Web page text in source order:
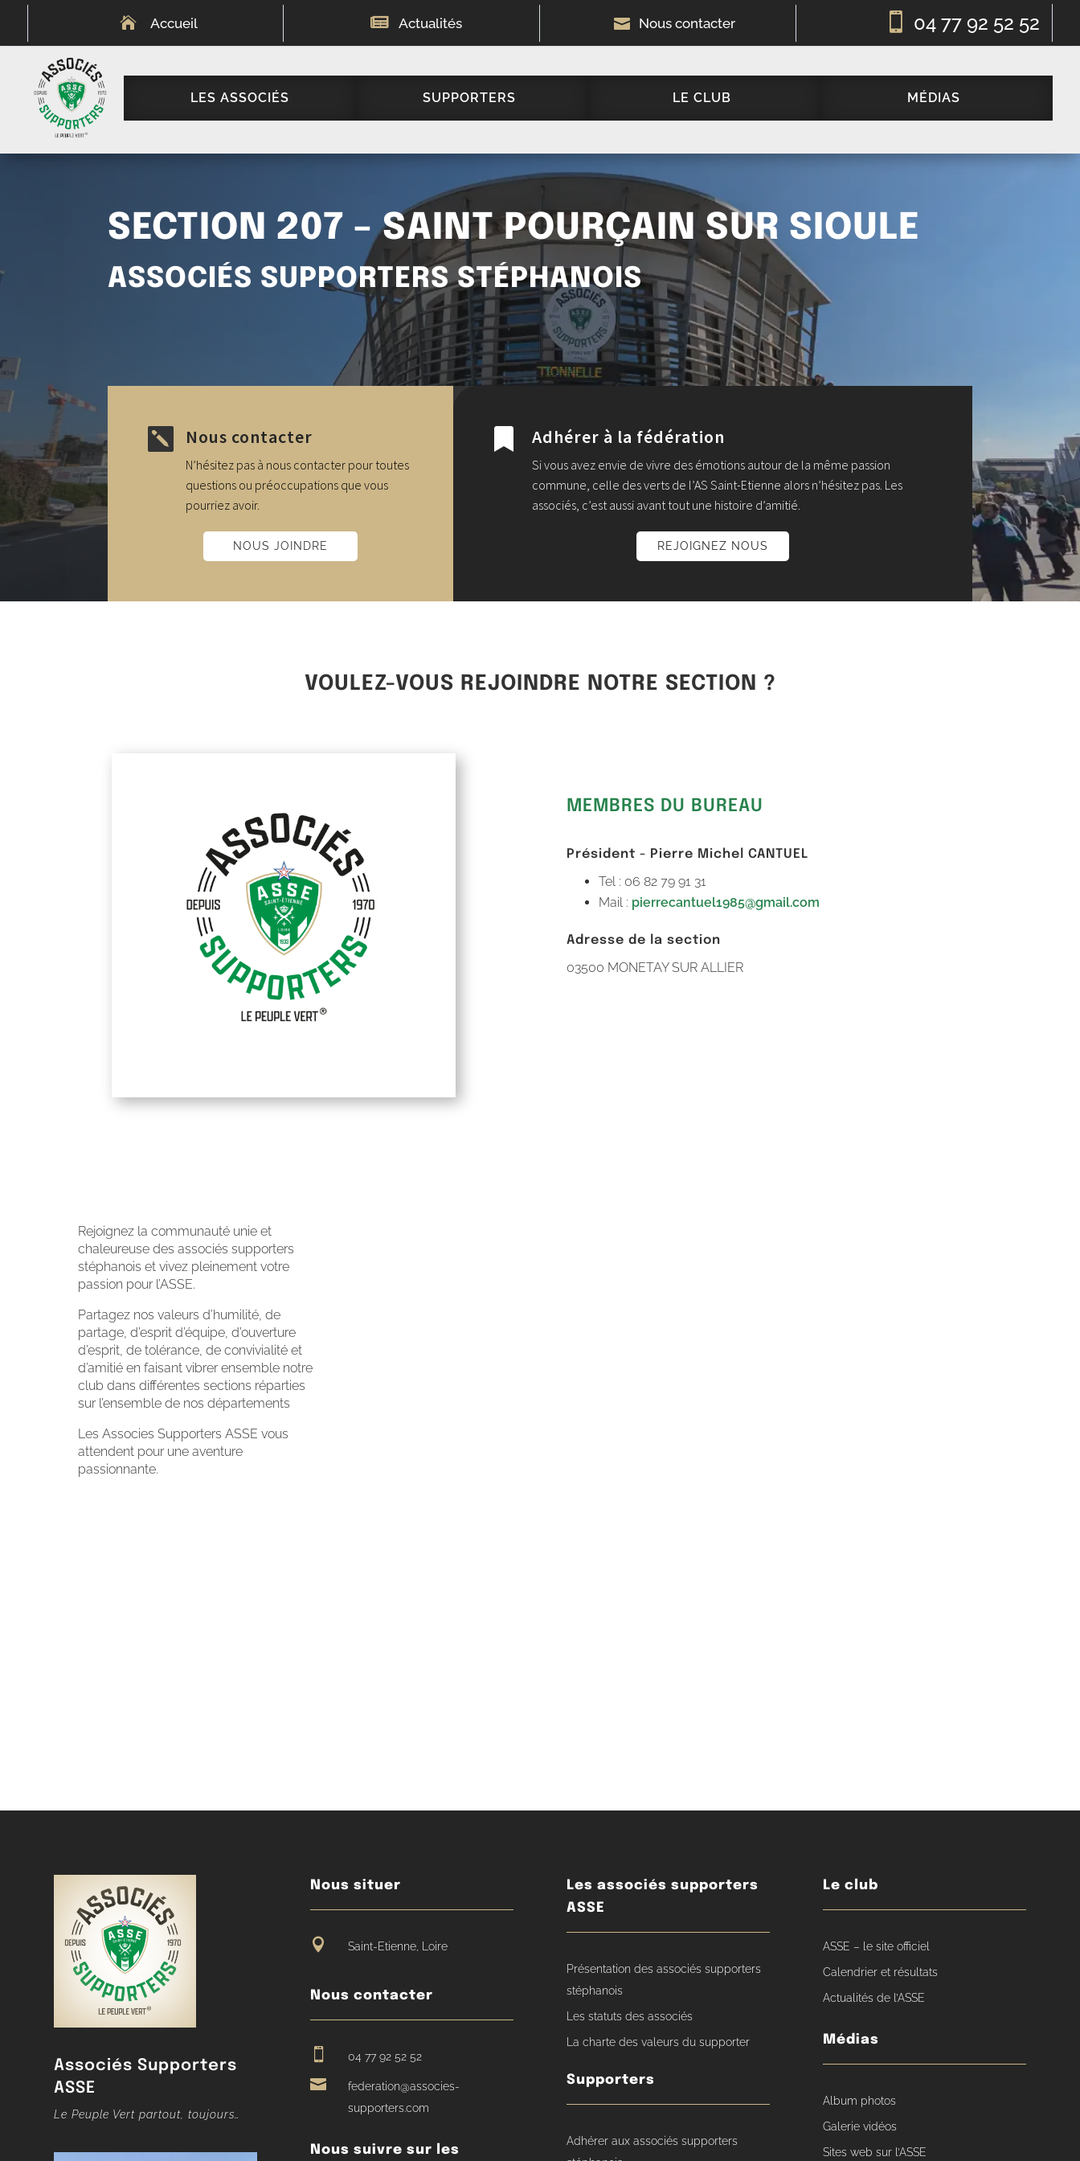
 Accueil  Actualités  Nous contacter  04 77 92 52 52
LES ASSOCIÉS SUPPORTERS LE CLUB MÉDIAS
SECTION 207 – SAINT POURÇAIN SUR SIOULE
ASSOCIÉS SUPPORTERS STÉPHANOIS
 Nous contacter
N’hésitez pas à nous contacter pour toutes
questions ou préoccupations que vous
pourriez avoir.
NOUS JOINDRE
 Adhérer à la fédération
Si vous avez envie de vivre des émotions autour de la même passion
commune, celle des verts de l’AS Saint-Etienne alors n’hésitez pas. Les
associés, c’est aussi avant tout une histoire d’amitié.
REJOIGNEZ NOUS
VOULEZ-VOUS REJOINDRE NOTRE SECTION ?
MEMBRES DU BUREAU
Président - Pierre Michel CANTUEL
Tel : 06 82 79 91 31
Mail : pierrecantuel1985@gmail.com
Adresse de la section
03500 MONETAY SUR ALLIER
Rejoignez la communauté unie et
chaleureuse des associés supporters
stéphanois et vivez pleinement votre
passion pour l’ASSE.
Partagez nos valeurs d’humilité, de
partage, d’esprit d’équipe, d’ouverture
d’esprit, de tolérance, de convivialité et
d’amitié en faisant vibrer ensemble notre
club dans différentes sections réparties
sur l’ensemble de nos départements
Les Associes Supporters ASSE vous
attendent pour une aventure
passionnante.
Associés Supporters
ASSE
Le Peuple Vert partout, toujours…
Nous situer
 Saint-Etienne, Loire
Nous contacter
 04 77 92 52 52

federation@associes-
supporters.com
Nous suivre sur les
Les associés supporters
ASSE
Présentation des associés supporters
stéphanois
Les statuts des associés
La charte des valeurs du supporter
Supporters
Adhérer aux associés supporters
Le club
ASSE – le site officiel
Calendrier et résultats
Actualités de l’ASSE
Médias
Album photos
Galerie vidéos
Sites web sur l’ASSE